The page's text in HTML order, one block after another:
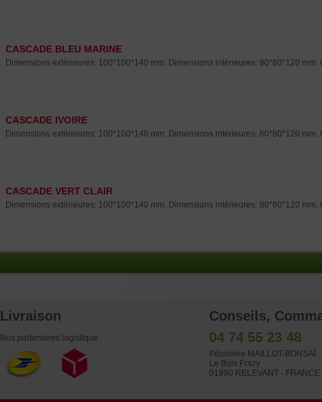
CASCADE BLEU MARINE
Dimensions extérieures: 100*100*140 mm. Dimensions intérieures: 80*80*120 mm.
CASCADE IVOIRE
Dimensions extérieures: 100*100*140 mm. Dimensions intérieures: 80*80*120 mm.
CASCADE VERT CLAIR
Dimensions extérieures: 100*100*140 mm. Dimensions intérieures: 80*80*120 mm.
Livraison
Nos partenaires logistique :
Conseils,
04 74 55 23 48
Pépinière MAILLOT-BONSAÏ
Le Bois Frazy
01990 RELEVANT - FRANCE